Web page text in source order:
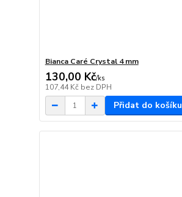
Bianca Caré Crystal 4 mm
130,00 Kč/ks
107,44 Kč bez DPH
Přidat do košíku